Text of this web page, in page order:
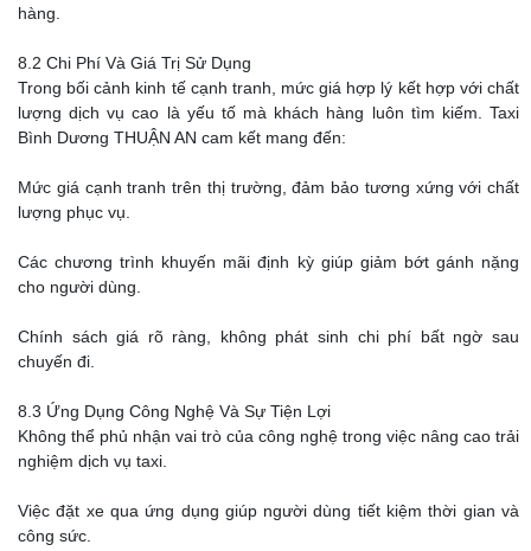
hàng.
8.2 Chi Phí Và Giá Trị Sử Dụng
Trong bối cảnh kinh tế cạnh tranh, mức giá hợp lý kết hợp với chất
lượng dịch vụ cao là yếu tố mà khách hàng luôn tìm kiếm. Taxi
Bình Dương THUẬN AN cam kết mang đến:
Mức giá cạnh tranh trên thị trường, đảm bảo tương xứng với chất
lượng phục vụ.
Các chương trình khuyến mãi định kỳ giúp giảm bớt gánh nặng
cho người dùng.
Chính sách giá rõ ràng, không phát sinh chi phí bất ngờ sau
chuyến đi.
8.3 Ứng Dụng Công Nghệ Và Sự Tiện Lợi
Không thể phủ nhận vai trò của công nghệ trong việc nâng cao trải
nghiệm dịch vụ taxi.
Việc đặt xe qua ứng dụng giúp người dùng tiết kiệm thời gian và
công sức.